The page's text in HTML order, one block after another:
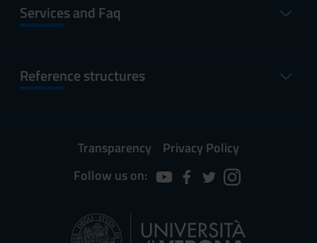
Services and Faq
Reference structures
Transparency
Privacy Policy
Follow us on: